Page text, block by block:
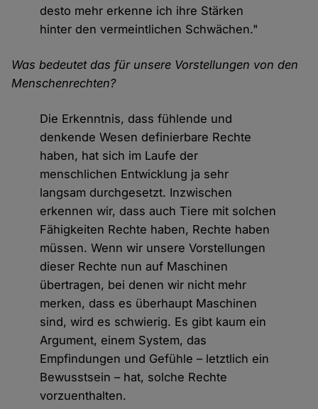
desto mehr erkenne ich ihre Stärken
hinter den vermeintlichen Schwächen."
Was bedeutet das für unsere Vorstellungen von den
Menschenrechten?
Die Erkenntnis, dass fühlende und
denkende Wesen definierbare Rechte
haben, hat sich im Laufe der
menschlichen Entwicklung ja sehr
langsam durchgesetzt. Inzwischen
erkennen wir, dass auch Tiere mit solchen
Fähigkeiten Rechte haben, Rechte haben
müssen. Wenn wir unsere Vorstellungen
dieser Rechte nun auf Maschinen
übertragen, bei denen wir nicht mehr
merken, dass es überhaupt Maschinen
sind, wird es schwierig. Es gibt kaum ein
Argument, einem System, das
Empfindungen und Gefühle – letztlich ein
Bewusstsein – hat, solche Rechte
vorzuenthalten.